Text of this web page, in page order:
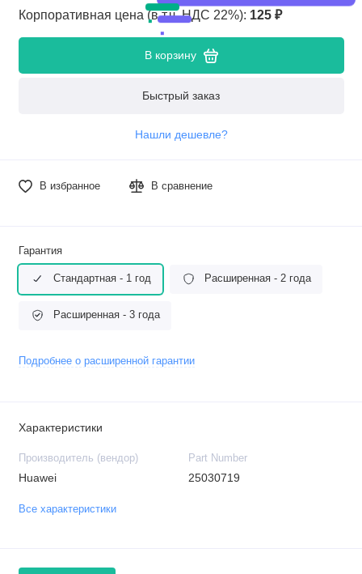
Корпоративная цена (в т.ч. НДС 22%): 125 ₽
В корзину
Быстрый заказ
Нашли дешевле?
В избранное В сравнение
Гарантия
Стандартная - 1 год Расширенная - 2 года
Расширенная - 3 года
Подробнее о расширенной гарантии
Характеристики
Производитель (вендор)
Huawei
Part Number
25030719
Все характеристики